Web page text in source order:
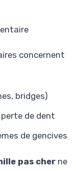
concernent
bridges)
de dent
de gencives
pas cher ne